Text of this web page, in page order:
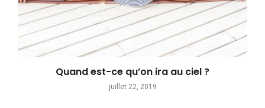
Quand est-ce qu’on ira au ciel ?
juillet 22, 2019